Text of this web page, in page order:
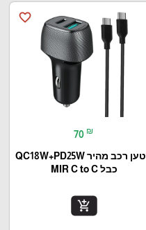
favorite_border
70 ₪
מטען רכב מהיר QC18W+PD25W
כבל MIR C to C
add_shopping_cart